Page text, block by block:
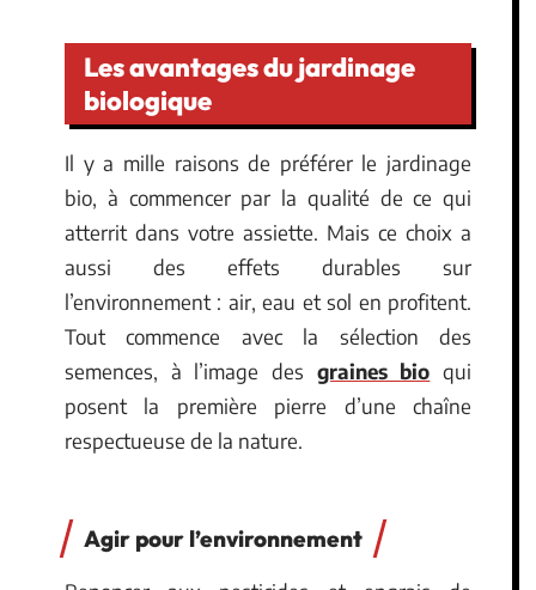
Les avantages du jardinage
biologique
Il y a mille raisons de préférer le jardinage
bio, à commencer par la qualité de ce qui
atterrit dans votre assiette. Mais ce choix a
aussi des effets durables sur
l’environnement : air, eau et sol en profitent.
Tout commence avec la sélection des
semences, à l’image des graines bio qui
posent la première pierre d’une chaîne
respectueuse de la nature.
Agir pour l’environnement